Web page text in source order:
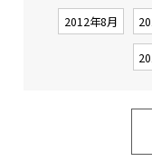
2012年8月